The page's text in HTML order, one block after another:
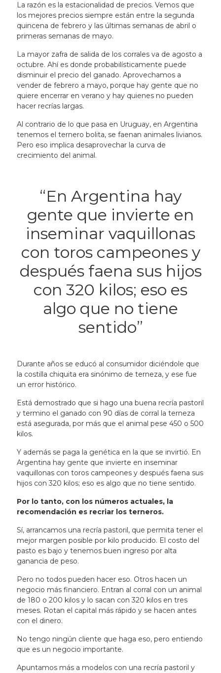
La razón es la estacionalidad de precios. Vemos que
los mejores precios siempre están entre la segunda
quincena de febrero y las últimas semanas de abril o
primeras semanas de mayo.
La mayor zafra de salida de los corrales va de agosto a
octubre. Ahí es donde probabilísticamente puede
disminuir el precio del ganado. Aprovechamos a
vender de febrero a mayo, porque hay gente que no
quiere encerrar en verano y hay quienes no pueden
hacer recrías largas.
Al contrario de lo que pasa en Uruguay, en Argentina
tenemos el ternero bolita, se faenan animales livianos.
Pero eso implica desaprovechar la curva de
crecimiento del animal.
“En Argentina hay
gente que invierte en
inseminar vaquillonas
con toros campeones y
después faena sus hijos
con 320 kilos; eso es
algo que no tiene
sentido”
Durante años se educó al consumidor diciéndole que
la costilla chiquita era sinónimo de terneza, y ese fue
un error histórico.
Está demostrado que si hago una buena recría pastoril
y termino el ganado con 90 días de corral la terneza
está asegurada, por más que el animal pese 450 o 500
kilos.
Y además se paga la genética en la que se invirtió. En
Argentina hay gente que invierte en inseminar
vaquillonas con toros campeones y después faena sus
hijos con 320 kilos; eso es algo que no tiene sentido.
Por lo tanto, con los números actuales, la
recomendación es recriar los terneros.
Sí, arrancamos una recría pastoril, que permita tener el
mejor margen posible por kilo producido. El costo del
pasto es bajo y tenemos buen ingreso por alta
ganancia de peso.
Pero no todos pueden hacer eso. Otros hacen un
negocio más financiero. Entran al corral con un animal
de 180 o 200 kilos y lo sacan con 320 kilos en tres
meses. Rotan el capital más rápido y se hacen antes
con el dinero.
No tengo ningún cliente que haga eso, pero entiendo
que es un negocio importante.
Apuntamos más a modelos con una recría pastoril y